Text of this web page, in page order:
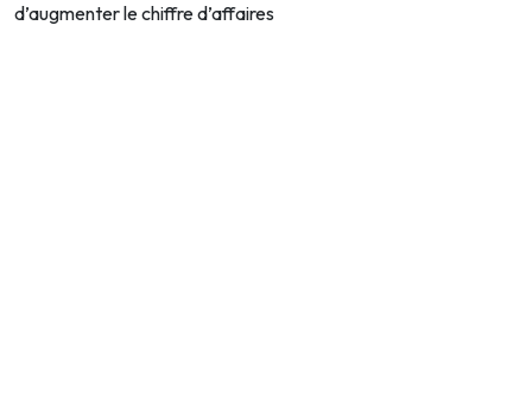
d’augmenter le chiffre d’affaires